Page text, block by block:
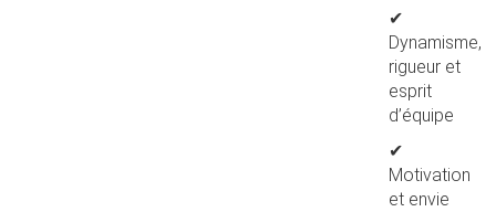
✔
Dynamisme,
rigueur et
esprit
d’équipe
✔
Motivation
et envie